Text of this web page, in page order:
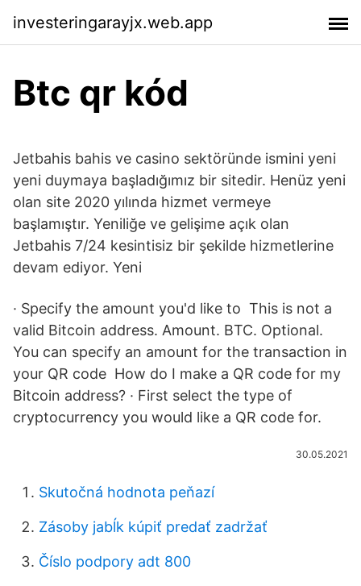
investeringarayjx.web.app
Btc qr kód
Jetbahis bahis ve casino sektöründe ismini yeni
yeni duymaya başladığımız bir sitedir. Henüz yeni
olan site 2020 yılında hizmet vermeye
başlamıştır. Yeniliğe ve gelişime açık olan
Jetbahis 7/24 kesintisiz bir şekilde hizmetlerine
devam ediyor. Yeni
· Specify the amount you'd like to This is not a
valid Bitcoin address. Amount. BTC. Optional.
You can specify an amount for the transaction in
your QR code How do I make a QR code for my
Bitcoin address? · First select the type of
cryptocurrency you would like a QR code for.
30.05.2021
Skutočná hodnota peňazí
Zásoby jabĺk kúpiť predať zadržať
Číslo podpory adt 800